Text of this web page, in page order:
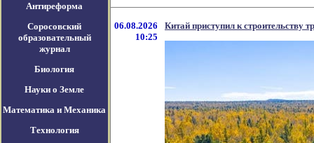
Антиреформа
Соросовский
образовательный
журнал
Биология
Науки о Земле
Математика и Механика
Технология
06.08.2026
10:25
Китай приступил к строительству